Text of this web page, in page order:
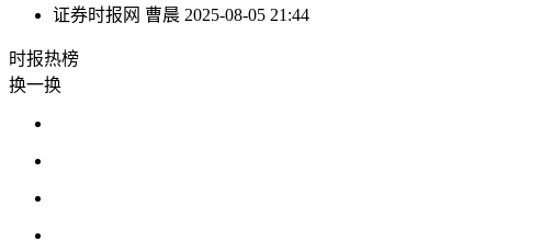
证券时报网 曹晨 2025-08-05 21:44
时报热榜
换一换